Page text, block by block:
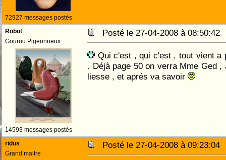
72927 messages postés
Robot
Gourou Pigeonneux
14593 messages postés
Posté le 27-04-2008 à
Qui c'est , qui c'est , tout vient a
. Déjà page 50 on verra Mme Ged
liesse , et aprés va savoir
ridus
Grand maitre
Posté le 27-04-2008 à